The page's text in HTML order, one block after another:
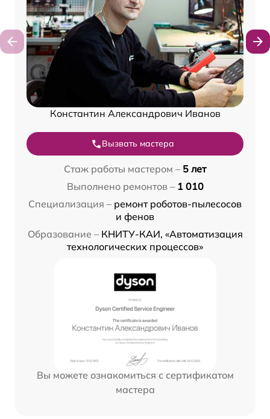
Константин Александрович Иванов
Вызвать мастера
Стаж работы мастером – 5 лет
Выполнено ремонтов – 1 010
Специализация – ремонт роботов-пылесосов
и фенов
Образование – КНИТУ-КАИ, «Автоматизация
технологических процессов»
Вы можете ознакомиться с сертификатом
мастера